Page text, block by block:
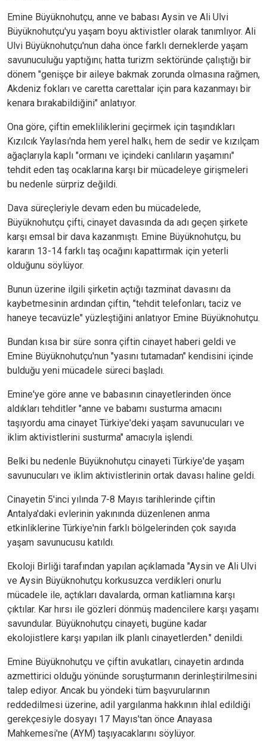
Emine Büyüknohutçu, anne ve babası Aysin ve Ali Ulvi
Büyüknohutçu'yu yaşam boyu aktivistler olarak tanımlıyor. Ali
Ulvi Büyüknohutçu'nun daha önce farklı derneklerde yaşam
savunuculuğu yaptığını; hatta turizm sektöründe çalıştığı bir
dönem "genişçe bir aileye bakmak zorunda olmasına rağmen,
Akdeniz fokları ve caretta carettalar için para kazanmayı bir
kenara bırakabildiğini" anlatıyor.
Ona göre, çiftin emekliliklerini geçirmek için taşındıkları
Kızılcık Yaylası'nda hem yerel halkı, hem de sedir ve kızılçam
ağaçlarıyla kaplı "ormanı ve içindeki canlıların yaşamını"
tehdit eden taş ocaklarına karşı bir mücadeleye girişmeleri
bu nedenle sürpriz değildi.
Dava süreçleriyle devam eden bu mücadelede,
Büyüknohutçu çifti, cinayet davasında da adı geçen şirkete
karşı emsal bir dava kazanmıştı. Emine Büyüknohutçu, bu
kararın 13-14 farklı taş ocağını kapattırmak için yeterli
olduğunu söylüyor.
Bunun üzerine ilgili şirketin açtığı tazminat davasını da
kaybetmesinin ardından çiftin, "tehdit telefonları, taciz ve
haneye tecavüzle" yüzleştiğini anlatıyor Emine Büyüknohutçu.
Bundan kısa bir süre sonra çiftin cinayet haberi geldi ve
Emine Büyüknohutçu'nun "yasını tutamadan" kendisini içinde
bulduğu yeni mücadele süreci başladı.
Emine'ye göre anne ve babasının cinayetlerinden önce
aldıkları tehditler "anne ve babamı susturma amacını
taşıyordu ama cinayet Türkiye'deki yaşam savunucuları ve
iklim aktivistlerini susturma" amacıyla işlendi.
Belki bu nedenle Büyüknohutçu cinayeti Türkiye'de yaşam
savunucuları ve iklim aktivistlerinin ortak davası haline geldi.
Cinayetin 5'inci yılında 7-8 Mayıs tarihlerinde çiftin
Antalya'daki evlerinin yakınında düzenlenen anma
etkinliklerine Türkiye'nin farklı bölgelerinden çok sayıda
yaşam savunucusu katıldı.
Ekoloji Birliği tarafından yapılan açıklamada "Aysin ve Ali Ulvi
ve Aysin Büyüknohutçu korkusuzca verdikleri onurlu
mücadele ile, açtıkları davalarda, orman katliamına karşı
çıktılar. Kar hırsı ile gözleri dönmüş madencilere karşı yaşamı
savundular. Büyüknohutçu cinayeti, bugüne kadar
ekolojistlere karşı yapılan ilk planlı cinayetlerden." denildi.
Emine Büyüknohutçu ve çiftin avukatları, cinayetin ardında
azmettirici olduğu yönünde soruşturmanın derinleştirilmesini
talep ediyor. Ancak bu yöndeki tüm başvurularının
reddedilmesi üzerine, adil yargılanma hakkının ihlal edildiği
gerekçesiyle dosyayı 17 Mayıs'tan önce Anayasa
Mahkemesi'ne (AYM) taşıyacaklarını söylüyor.